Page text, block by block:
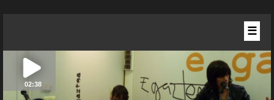
02:38
☰